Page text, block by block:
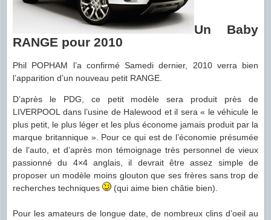
Un Baby
RANGE pour 2010
Phil POPHAM l’a confirmé Samedi dernier, 2010 verra bien
l’apparition d’un nouveau petit RANGE.
D’après le PDG, ce petit modèle sera produit près de
LIVERPOOL dans l’usine de Halewood et il sera « le véhicule le
plus petit, le plus léger et les plus économe jamais produit par la
marque britannique ». Pour ce qui est de l’économie présumée
de l’auto, et d’après mon témoignage très personnel de vieux
passionné du 4×4 anglais, il devrait être assez simple de
proposer un modèle moins glouton que ses frères sans trop de
recherches techniques
(qui aime bien châtie bien).
Pour les amateurs de longue date, de nombreux clins d’oeil au